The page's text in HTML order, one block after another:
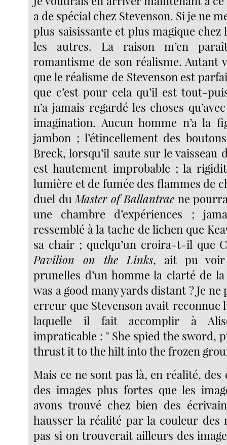
a de spécial chez Stevenson. Si je ne
plus saisissante et plus magique chez
les autres. La raison m’en
romantisme de son réalisme. Autant
que le réalisme de Stevenson est
que c’est pour cela qu’il est tout-
n’a jamais regardé les choses
imagination. Aucun homme n’a la
jambon ; l’étincellement des boutons
Breck, lorsqu’il saute sur le vaisseau
est hautement improbable ; la
lumière et de fumée des flammes de
duel du Master of Ballantrae ne
une chambre d’expériences ;
ressemblé à la tache de lichen que
sa chair ; quelqu’un croira-t-il que
Pavilion on the Links, ait pu voir
prunelles d’un homme la clarté de
was a good many yards distant ? Je ne
erreur que Stevenson avait
laquelle il fait accomplir à
impraticable : " She spied the sword,
thrust it to the hilt into the frozen
Mais ce ne sont pas là, en réalité,
des images plus fortes que les
avons trouvé chez bien des
hausser la réalité par la couleur des
pas si on trouverait ailleurs des